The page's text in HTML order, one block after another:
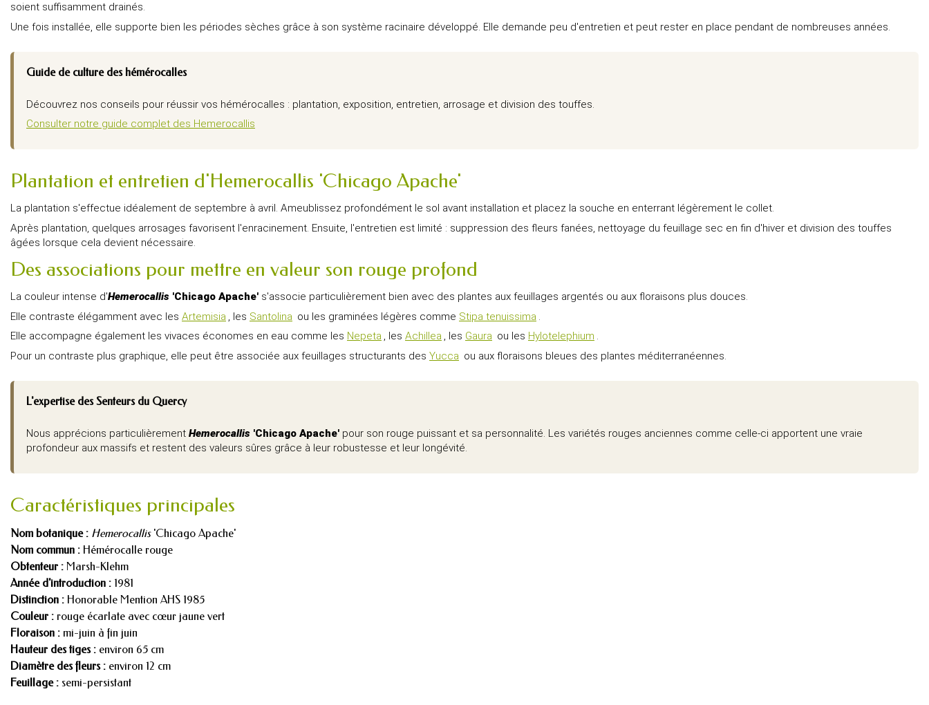
soient suffisamment drainés.
Une fois installée, elle supporte bien les périodes sèches grâce à son système racinaire développé. Elle demande peu d'entretien et peut rester en place pendant de nombreuses années.
Guide de culture des hémérocalles
Découvrez nos conseils pour réussir vos hémérocalles : plantation, exposition, entretien, arrosage et division des touffes.
Consulter notre guide complet des Hemerocallis
Plantation et entretien d'Hemerocallis 'Chicago Apache'
La plantation s'effectue idéalement de septembre à avril. Ameublissez profondément le sol avant installation et placez la souche en enterrant légèrement le collet.
Après plantation, quelques arrosages favorisent l'enracinement. Ensuite, l'entretien est limité : suppression des fleurs fanées, nettoyage du feuillage sec en fin d'hiver et division des touffes
âgées lorsque cela devient nécessaire.
Des associations pour mettre en valeur son rouge profond
La couleur intense d'Hemerocallis 'Chicago Apache' s'associe particulièrement bien avec des plantes aux feuillages argentés ou aux floraisons plus douces.
Elle contraste élégamment avec les Artemisia , les Santolina ou les graminées légères comme Stipa tenuissima .
Elle accompagne également les vivaces économes en eau comme les Nepeta , les Achillea , les Gaura ou les Hylotelephium .
Pour un contraste plus graphique, elle peut être associée aux feuillages structurants des Yucca ou aux floraisons bleues des plantes méditerranéennes.
L'expertise des Senteurs du Quercy
Nous apprécions particulièrement Hemerocallis 'Chicago Apache' pour son rouge puissant et sa personnalité. Les variétés rouges anciennes comme celle-ci apportent une vraie
profondeur aux massifs et restent des valeurs sûres grâce à leur robustesse et leur longévité.
Caractéristiques principales
Nom botanique : Hemerocallis'Chicago Apache'
Nom commun : Hémérocalle rouge
Obtenteur : Marsh-Klehm
Année d'introduction : 1981
Distinction : Honorable Mention AHS 1985
Couleur : rouge écarlate avec cœur jaune vert
Floraison : mi-juin à fin juin
Hauteur des tiges : environ 65 cm
Diamètre des fleurs : environ 12 cm
Feuillage : semi-persistant